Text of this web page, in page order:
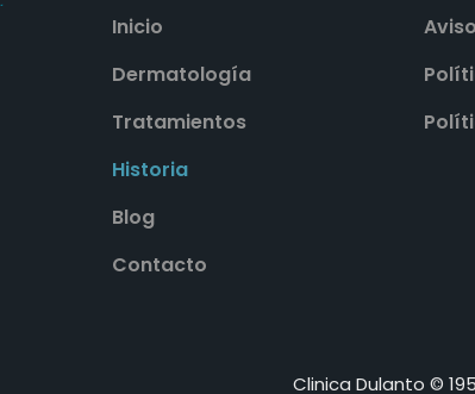
Inicio
Dermatología
Tratamientos
Historia
Blog
Contacto
Clinica Dulanto ©